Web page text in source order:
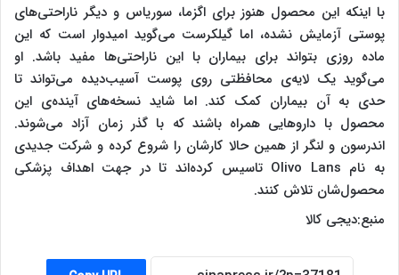
با اینکه این محصول هنوز برای اگزما، سوریاس و دیگر ناراحتی‌های
پوستی آزمایش نشده، اما گیلکرست می‌گوید امیدوار است که این
ماده روزی بتواند برای بیماران با این ناراحتی‌ها مفید باشد. او
می‌گوید یک لایه‌ی محافظتی روی پوست آسیب‌دیده می‌تواند تا
حدی به آن بیماران کمک کند. اما شاید نسخه‌های آینده‌ی این
محصول با داروهایی همراه باشند که با گذر زمان آزاد می‌شوند.
اندرسون و لنگر از همین حالا کارشان را شروع کرده‌ و شرکت جدیدی
به نام Olivo Lans تاسیس کرده‌اند تا در جهت اهداف پزشکی
محصول‌شان تلاش کنند.
منبع:دیجی کالا